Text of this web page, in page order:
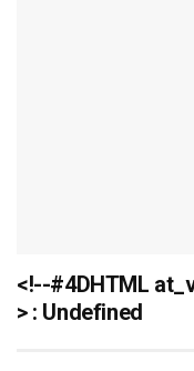
<!--#4DHTML
> : Undefined